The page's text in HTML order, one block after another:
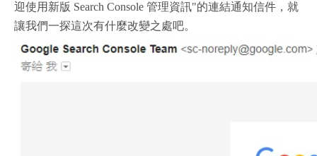
迎使用新版 Search Console 管理資訊"的連結通知信件，就
讓我們一探這次有什麼改變之處吧。